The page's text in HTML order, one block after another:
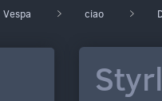
Vespa ciao